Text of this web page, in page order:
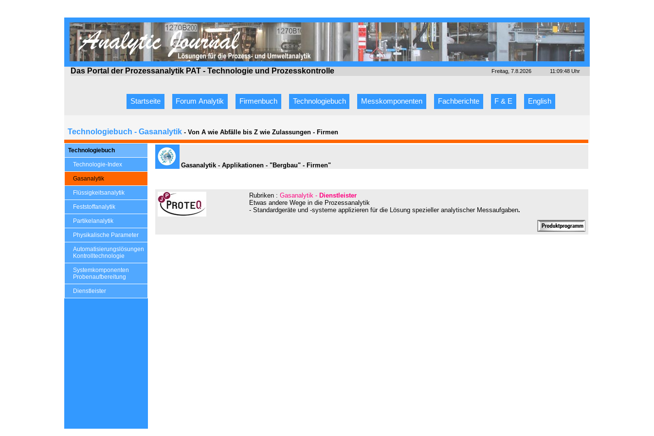
Das Portal der Prozessanalytik PAT - Technologie und Prozesskontrolle Freitag, 7.8.2026 11:09:48 Uhr
Startseite Forum Analytik Firmenbuch Technologiebuch Messkomponenten Fachberichte F & E English
Technologiebuch - Gasanalytik - Von A wie Abfälle bis Z wie Zulassungen - Firmen
Technologiebuch
Technologie-Index
Gasanalytik
Flüssigkeitsanalytik
Feststoffanalytik
Partikelanalytik
Physikalische Parameter
Automatisierungslösungen
Kontrolltechnologie
Systemkomponenten
Probenaufbereitung
Dienstleister
Gasanalytik - Applikationen - "Bergbau" - Firmen"
Rubriken : Gasanalytik - Dienstleister
Etwas andere Wege in die Prozessanalytik
- Standardgeräte und -systeme applizieren für die Lösung spezieller analytischer Messaufgaben.